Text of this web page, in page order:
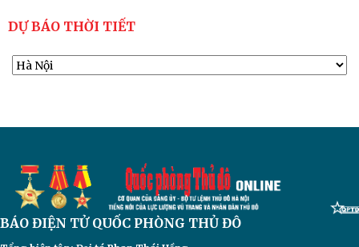
DỰ BÁO THỜI TIẾT
BÁO ĐIỆN TỬQUỐC PHÒNG THỦ ĐÔ